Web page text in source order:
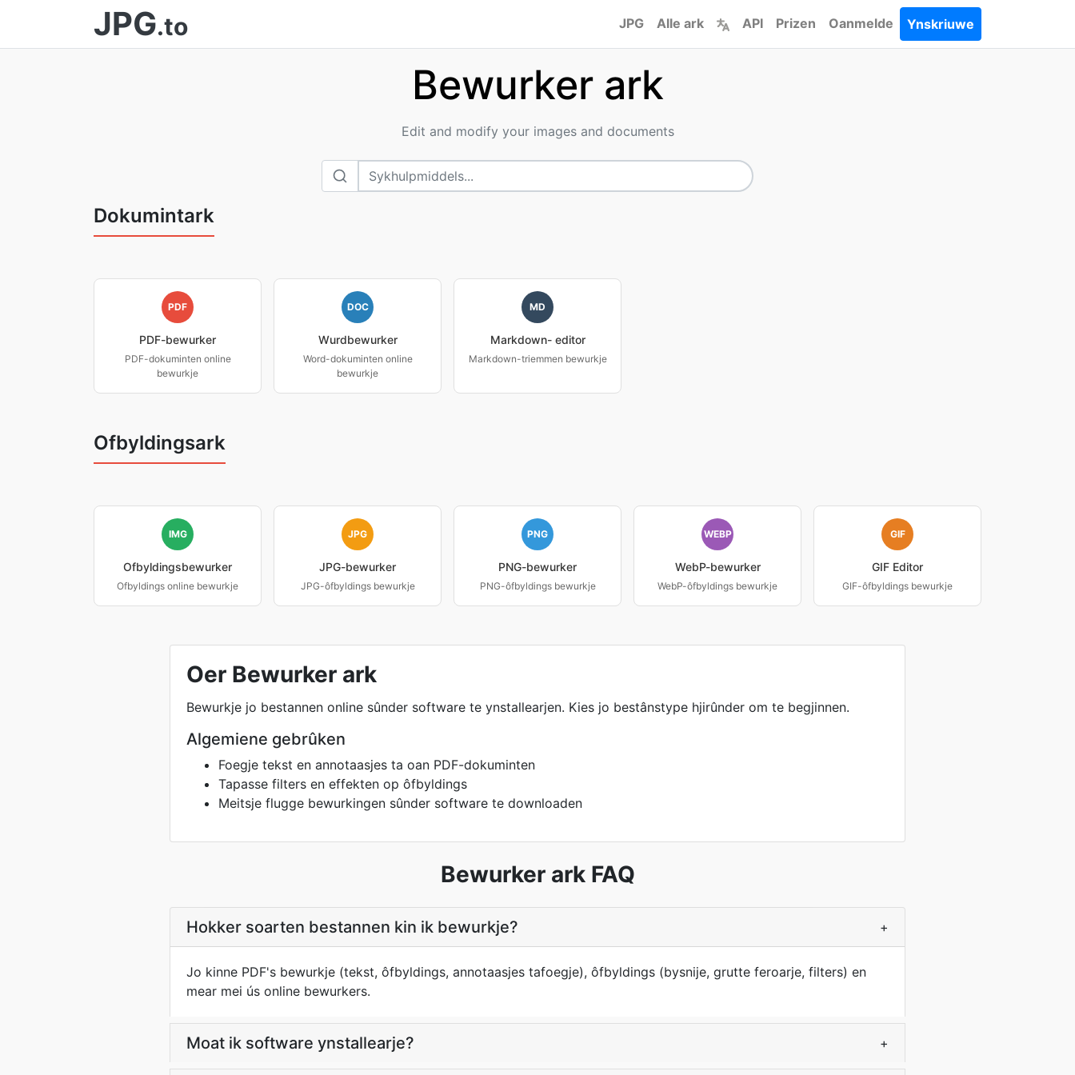
JPG.to JPG Alle ark API Prizen Oanmelde Ynskriuwe
Bewurker ark
Edit and modify your images and documents
Dokumintark
PDF
PDF-bewurker
PDF-dokuminten online
bewurkje
DOC
Wurdbewurker
Word-dokuminten online
bewurkje
MD
Markdown- editor
Markdown-triemmen bewurkje
Ofbyldingsark
IMG
Ofbyldingsbewurker
Ofbyldings online bewurkje
JPG
JPG-bewurker
JPG-ôfbyldings bewurkje
PNG
PNG-bewurker
PNG-ôfbyldings bewurkje
WEBP
WebP-bewurker
WebP-ôfbyldings bewurkje
GIF
GIF Editor
GIF-ôfbyldings bewurkje
Oer Bewurker ark
Bewurkje jo bestannen online sûnder software te ynstallearjen. Kies jo bestânstype hjirûnder om te begjinnen.
Algemiene gebrûken
Foegje tekst en annotaasjes ta oan PDF-dokuminten
Tapasse filters en effekten op ôfbyldings
Meitsje flugge bewurkingen sûnder software te downloaden
Bewurker ark FAQ
Hokker soarten bestannen kin ik bewurkje? +
Jo kinne PDF's bewurkje (tekst, ôfbyldings, annotaasjes tafoegje), ôfbyldings (bysnije, grutte feroarje, filters) en
mear mei ús online bewurkers.
Moat ik software ynstallearje? +